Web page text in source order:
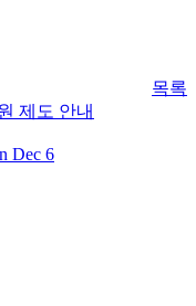
목록
제도 안내
Dec 6